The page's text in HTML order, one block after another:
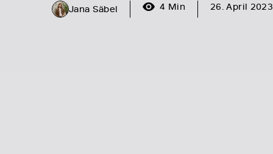
Jana Säbel 4 Min 26. April 2023